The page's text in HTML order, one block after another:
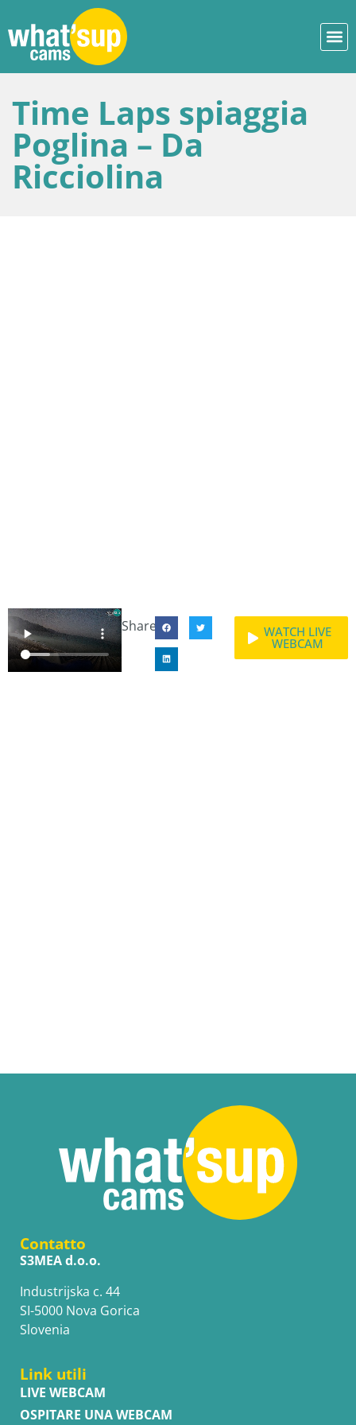
Time Laps spiaggia
Poglina – Da
Ricciolina
Share: WATCH LIVE
WEBCAM
Contatto
S3MEA d.o.o.
Industrijska c. 44
SI-5000 Nova Gorica
Slovenia
Link utili
LIVE WEBCAM
OSPITARE UNA WEBCAM